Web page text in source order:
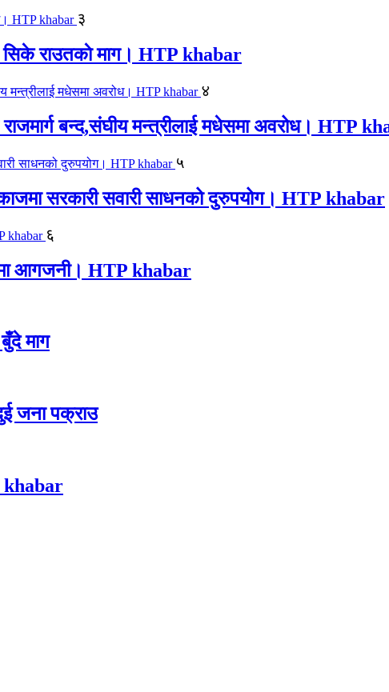
३
सिके राउतकाे माग। HTP khabar
४
बन्द,संघीय मन्त्रीलाई मधेसमा अवरोध। HTP
५
सरकारी सवारी साधनको दुरुपयोग। HTP khabar
६
आगजनी। HTP khabar
माग
जना पक्राउ
khabar